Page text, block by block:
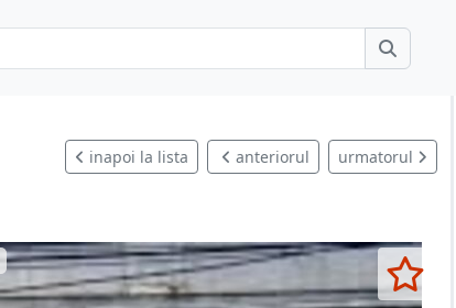
inapoi la lista anteriorul urmatorul